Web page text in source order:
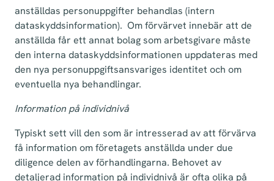
anställdas personuppgifter behandlas (intern
dataskyddsinformation). Om förvärvet innebär att de
anställda får ett annat bolag som arbetsgivare måste
den interna dataskyddsinformationen uppdateras med
den nya personuppgiftsansvariges identitet och om
eventuella nya behandlingar.
Information på individnivå
Typiskt sett vill den som är intresserad av att förvärva
få information om företagets anställda under due
diligence delen av förhandlingarna. Behovet av
detaljerad information på individnivå är ofta olika på